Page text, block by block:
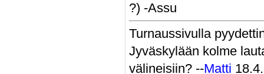
?) -Assu
Turnaussivulla
Jyväskylään kolme
välineisiin? --Matti